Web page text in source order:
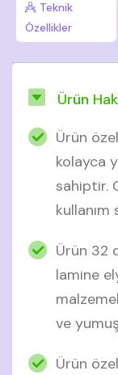
Teknik
Özellikler
Ürün
Ürün
kolayca
sahiptir.
kullanım
Ürün 32
lamine
ve
Ürün